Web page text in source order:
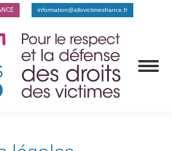
information@allovictimesfrance.fr